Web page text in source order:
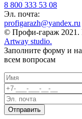
8 800 333 53 08
Эл. почта:
profigarazh@yandex.ru
© Профи-гараж 2021.
Artway studio.
Заполните форму и
всем вопросам
Отправить